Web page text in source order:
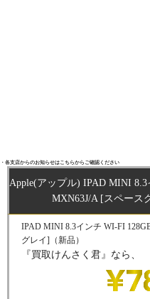
・各支店からのお知らせはこちらからご確認ください
Apple(アップル) IPAD MINI
MXN63J/A [スペース
IPAD MINI 8.3インチ WI-FI
グレイ]（新品）
『買取けんさく君』なら、